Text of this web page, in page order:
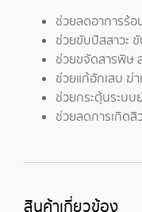
ช่วยลดอาการร้อ
ช่วยขับปัสสาวะ
ช่วยขจัดสารพิษ
ช่วยแก้อักเสบ ฆ่า
ช่วยกระตุ้นระบบ
ช่วยลดการเกิด
สินค้าเกี่ยวข้อง